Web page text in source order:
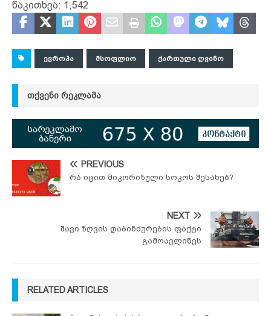
წაკითხვა: 1,542
ᲔᲕᲠᲝᲞᲐ ᲛᲡᲝᲤᲚᲘᲝ ᲥᲐᲠᲗᲣᲚᲘ ᲦᲕᲘᲜᲝ
ᲗᲥᲕᲔᲜᲘ ᲠᲔᲙᲚᲐᲛᲐ
PREVIOUS
რა იცით მიკორიზული სოკოს შესახებ?
NEXT
შავი ზღვის დაბინძურების ფაქტი
გამოავლინეს
RELATED ARTICLES